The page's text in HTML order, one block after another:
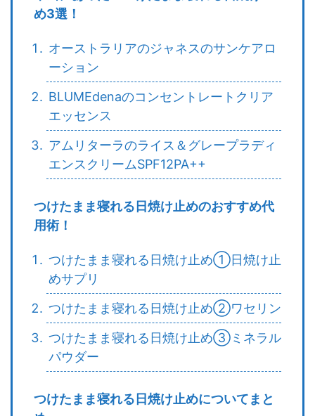
め3選！
オーストラリアのジャネスのサンケアロ
ーション
BLUMEdenaのコンセントレートクリア
エッセンス
アムリターラのライス＆グレープラディ
エンスクリームSPF12PA++
つけたまま寝れる日焼け止めのおすすめ代
用術！
つけたまま寝れる日焼け止め①日焼け止
めサプリ
つけたまま寝れる日焼け止め②ワセリン
つけたまま寝れる日焼け止め③ミネラル
パウダー
つけたまま寝れる日焼け止めについてまと